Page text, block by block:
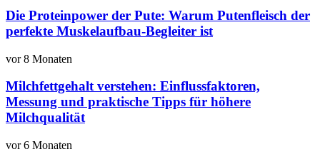
Die Proteinpower der Pute: Warum Putenfleisch der
perfekte Muskelaufbau-Begleiter ist
vor 8 Monaten
Milchfettgehalt verstehen: Einflussfaktoren,
Messung und praktische Tipps für höhere
Milchqualität
vor 6 Monaten